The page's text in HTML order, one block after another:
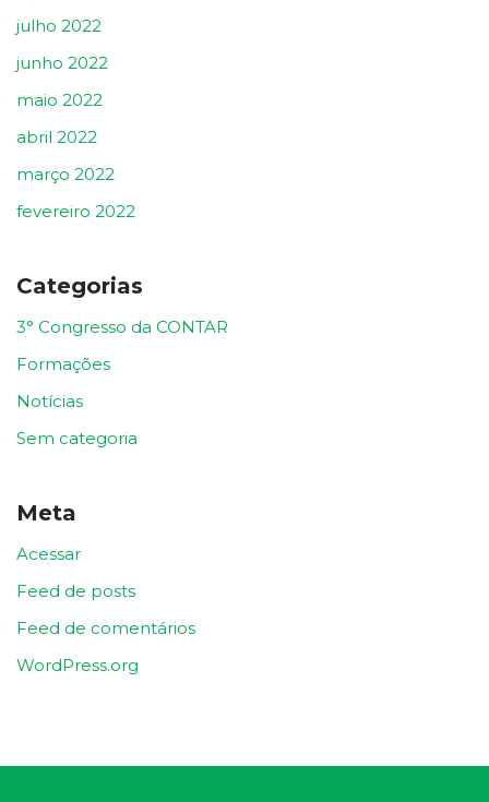
julho 2022
junho 2022
maio 2022
abril 2022
março 2022
fevereiro 2022
Categorias
3° Congresso da CONTAR
Formações
Notícias
Sem categoria
Meta
Acessar
Feed de posts
Feed de comentários
WordPress.org